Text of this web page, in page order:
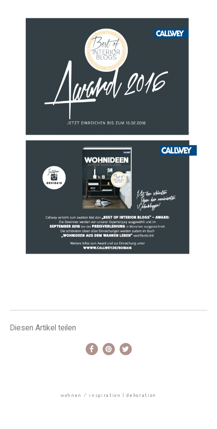
Diesen Artikel teilen
wohnen inspiration | dekoration